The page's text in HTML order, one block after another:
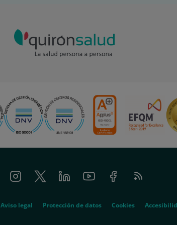
InstagramTwitter LinkedinYoutube FacebookFeed
RSS
Aviso legal Protección de datos Cookies